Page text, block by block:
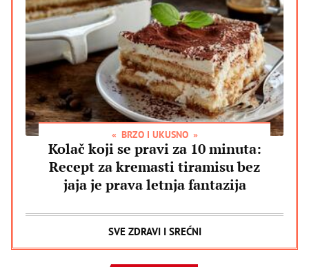
BRZO I UKUSNO
Kolač koji se pravi za 10 minuta:
Recept za kremasti tiramisu bez
jaja je prava letnja fantazija
SVE ZDRAVI I SREĆNI